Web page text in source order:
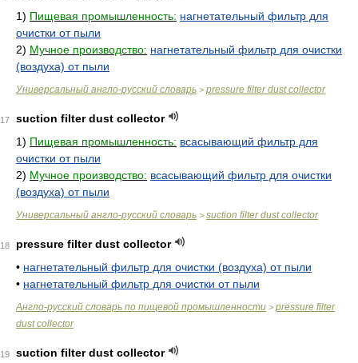
1) Пищевая промышленность: нагнетательный фильтр для
очистки от пыли
2) Мучное производство: нагнетательный фильтр для очистки
(воздуха) от пыли
Универсальный англо-русский словарь > pressure filter dust collector
17
suction filter dust collector
1) Пищевая промышленность: всасывающий фильтр для
очистки от пыли
2) Мучное производство: всасывающий фильтр для очистки
(воздуха) от пыли
Универсальный англо-русский словарь > suction filter dust collector
18
pressure filter dust collector
• нагнетательный фильтр для очистки (воздуха) от пыли
• нагнетательный фильтр для очистки от пыли
Англо-русский словарь по пищевой промышленности > pressure filter
dust collector
19
suction filter dust collector